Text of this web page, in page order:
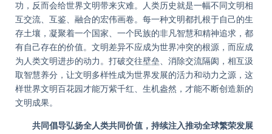
功，反而会给世界文明带来灾难。人类历史就是一幅不同文明相
互交流、互鉴、融合的宏伟画卷。每一种文明都扎根于自己的生
存土壤，凝聚着一个国家、一个民族的非凡智慧和精神追求，都
有自己存在的价值。文明差异不应成为世界冲突的根源，而应成
为人类文明进步的动力。打破交往壁垒、消除交流隔阂，相互汲
取智慧养分，让文明多样性成为世界发展的活力和动力之源，这
样世界文明百花园才能万紫千红、生机盎然，才能不断创造新的
文明成果。
共同倡导弘扬全人类共同价值，持续注入推动全球繁荣发展